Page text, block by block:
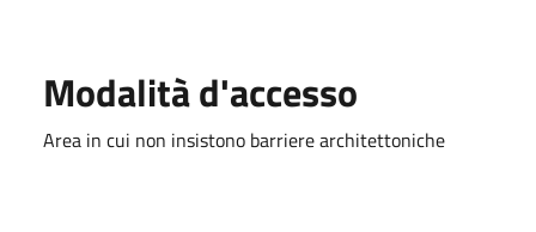
Modalità d'accesso
Area in cui non insistono barriere architettoniche